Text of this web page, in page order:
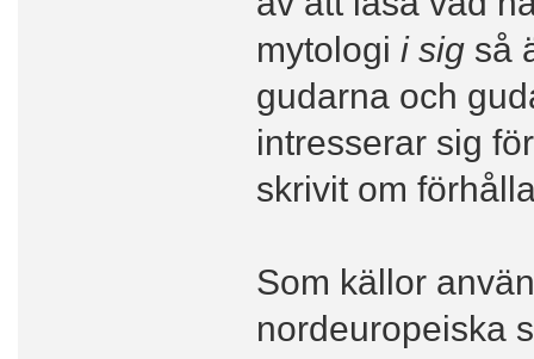
mytologi i sigså
gudarna och
intresserar sig
skrivit om
Som källor
nordeuropeiska